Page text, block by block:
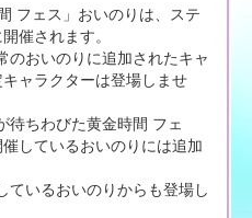
フェス」おいのりは、ステ
催されます。
おいのりに追加されたキャ
ャラクターは登場しませ
ちわびた黄金時間 フェ
しているおいのりには追加
いるおいのりからも登場し